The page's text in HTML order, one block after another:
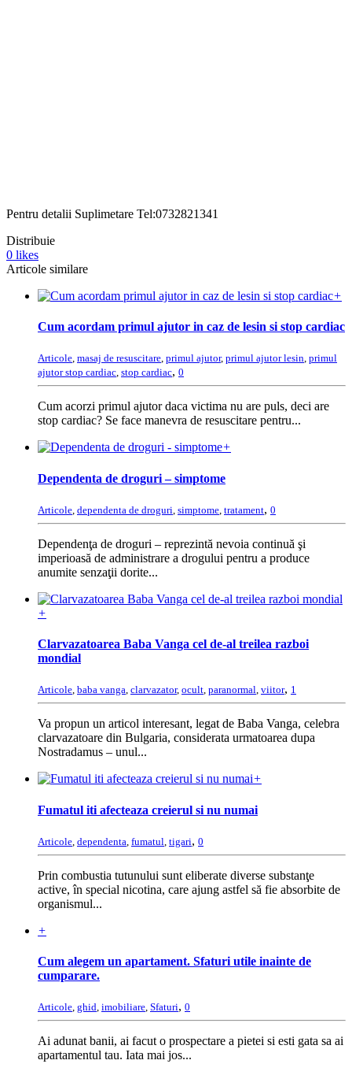
Pentru detalii Suplimetare Tel:0732821341
Distribuie
0 likes
Articole similare
+
Cum acordam primul ajutor in caz de lesin si stop cardiac
Articole, masaj de resuscitare, primul ajutor, primul ajutor lesin, primul
ajutor stop cardiac, stop cardiac, 0
Cum acorzi primul ajutor daca victima nu are puls, deci are
stop cardiac? Se face manevra de resuscitare pentru...
+
Dependenta de droguri – simptome
Articole dependenta de droguri simptome tratament, 0
Dependenţa de droguri – reprezintă nevoia continuă şi
imperioasă de administrare a drogului pentru a produce
anumite senzaţii dorite...
+
Clarvazatoarea Baba Vanga cel de-al treilea razboi
mondial
Articole, baba vanga, clarvazator, ocult, paranormal, viitor, 1
Va propun un articol interesant, legat de Baba Vanga, celebra
clarvazatoare din Bulgaria, considerata urmatoarea dupa
Nostradamus – unul...
+
Fumatul iti afecteaza creierul si nu numai
Articole dependenta fumatul tigari, 0
Prin combustia tutunului sunt eliberate diverse substanţe
active, în special nicotina, care ajung astfel să fie absorbite de
organismul...
+
Cum alegem un apartament. Sfaturi utile inainte de
cumparare.
Articole, ghid, imobiliare, Sfaturi, 0
Ai adunat banii, ai facut o prospectare a pietei si esti gata sa ai
apartamentul tau. Iata mai jos...